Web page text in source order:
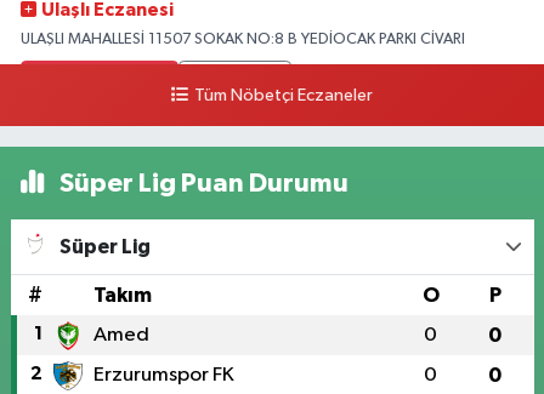
Ulaşlı Eczanesi
ULAŞLI MAHALLESİ 11507 SOKAK NO:8 B YEDİOCAK PARKI CİVARI
Tüm Nöbetçi Eczaneler
Süper Lig Puan Durumu
Süper Lig
# Takım O P
1 Amed 0 0
2 Erzurumspor FK 0 0